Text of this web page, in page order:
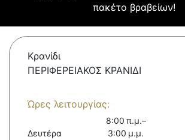
πακέτο βραβείων!
Κρανίδι
ΠΕΡΙΦΕΡΕΙΑΚΟΣ ΚΡΑΝΙΔΙ
Ώρες λειτουργίας:
Δευτέρα
8:00 π.μ.–
3:00 μ.μ.